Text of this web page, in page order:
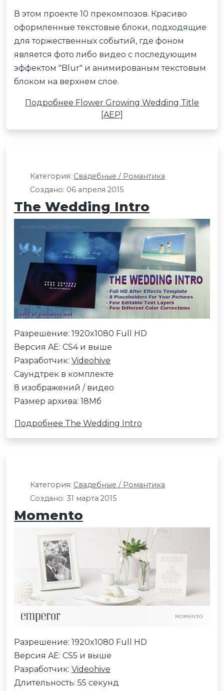
В этом проекте 10 прекомпозов. Красиво
оформленные текстовые блоки, подходящие
для торжественных событий, где фоном
является фото либо видео с последующим
эффектом "Blur" и анимированым текстовым
блоком на верхнем слое.
Подробнее Flower Growing Wedding Title
[AEP]
Категория: Свадебные / Романтика
Создано: 06 апреля 2015
The Wedding Intro
Разрешение: 1920x1080 Full HD
Версия AE: CS4 и выше
Разработчик: Videohive
Саундтрек в комплекте
8 изображений / видео
Размер архива: 18Мб
Подробнее The Wedding Intro
Категория: Свадебные / Романтика
Создано: 31 марта 2015
Momento
Разрешение: 1920x1080 Full HD
Версия AE: CS5 и выше
Разработчик: Videohive
Длительность: 55 секунд